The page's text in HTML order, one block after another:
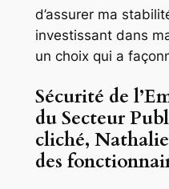
d’assurer ma
investissant dans
un choix qui a
Sécurité de
du Secteur
cliché,
des